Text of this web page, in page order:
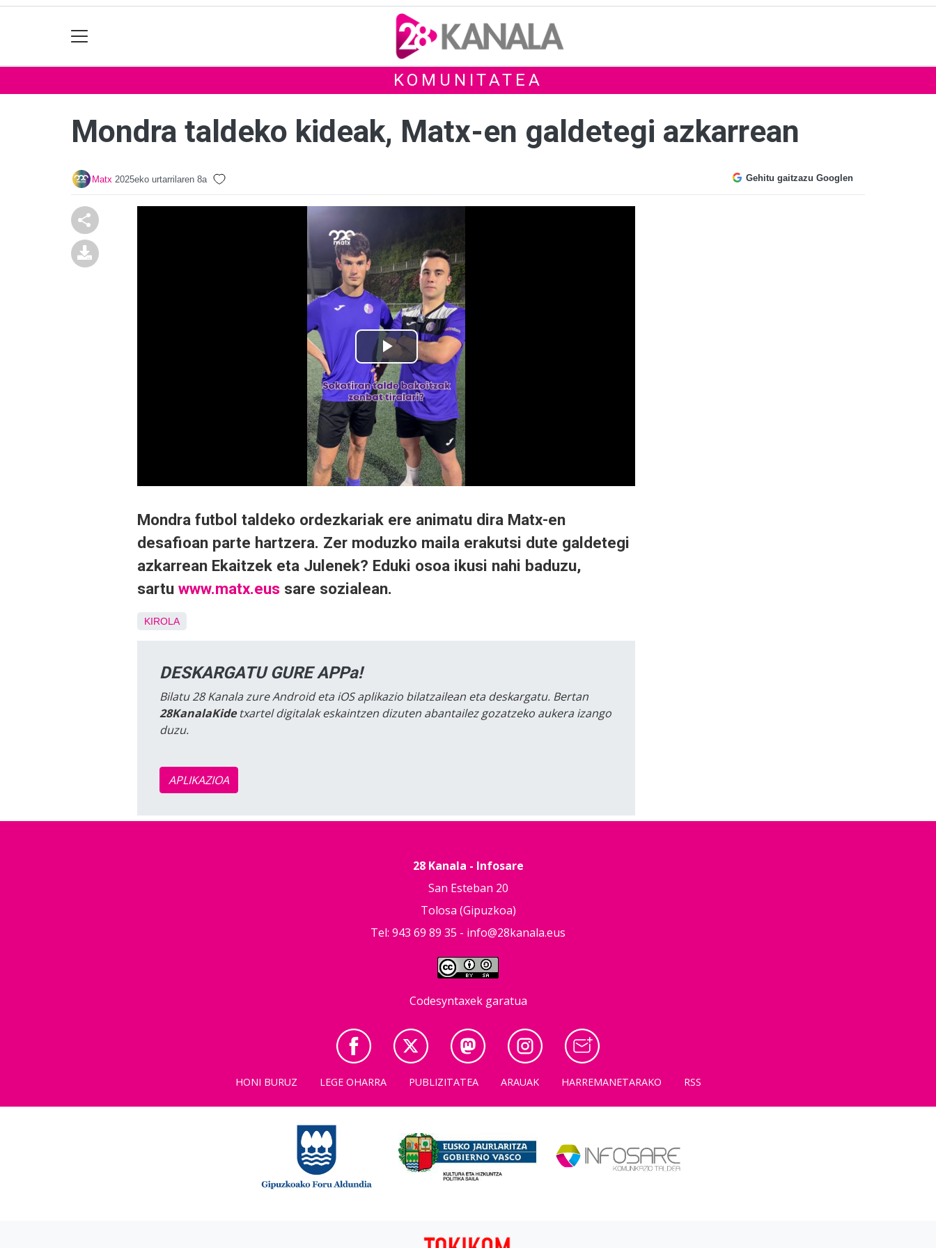
KOMUNITATEA
Mondra taldeko kideak, Matx-en galdetegi azkarrean
Matx 2025eko urtarrilaren 8a Gehitu gaitzazu Googlen
Mondra futbol taldeko ordezkariak ere animatu dira Matx-en
desafioan parte hartzera. Zer moduzko maila erakutsi dute galdetegi
azkarrean Ekaitzek eta Julenek? Eduki osoa ikusi nahi baduzu,
sartu www.matx.eus sare sozialean.
KIROLA
DESKARGATU GURE APPa!
Bilatu 28 Kanala zure Android eta iOS aplikazio bilatzailean eta deskargatu. Bertan
28KanalaKidetxartel digitalak eskaintzen dizuten abantailez gozatzeko aukera izango
duzu.
APLIKAZIOA
28 Kanala - Infosare
San Esteban 20
Tolosa (Gipuzkoa)
Tel: 943 69 89 35 - info@28kanala.eus
Codesyntaxek garatua
HONI BURUZ LEGE OHARRA PUBLIZITATEA ARAUAK HARREMANETARAKO RSS